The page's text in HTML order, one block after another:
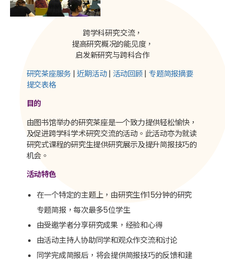
跨学科研究交流，
提高研究概况的能见度，
启发新研究与跨科合作
研究茶座服务 |近期活动| 活动回顾| 专题简报摘要
提交表格
目的
由图书馆举办的研究茶座是一个致力提供轻松愉快，
及促进跨学科学术研究交流的活动。此活动亦为就读
研究式课程的研究生提供研究展示及提升简报技巧的
机会。
活动特色
在一个特定的主题上，由研究生作15分钟的研究
专题简报，每次最多5位学生
由受邀学者分享研究成果，经验和心得
由活动主持人协助同学和观众作交流和讨论
同学完成简报后，将会提供简报技巧的反馈和建